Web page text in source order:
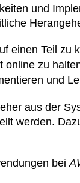
und
einen Teil zu
zu
und
aus der
werden.
bei